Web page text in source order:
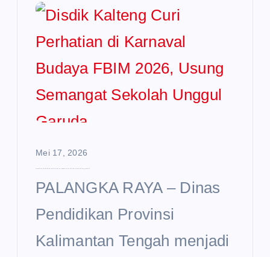
Mei 17, 2026
PALANGKA RAYA – Dinas
Pendidikan Provinsi
Kalimantan Tengah menjadi